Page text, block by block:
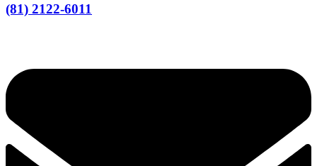
(81) 2122-6011